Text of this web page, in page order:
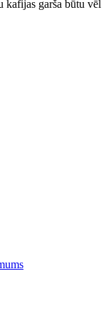
kafijas garša būtu vēl